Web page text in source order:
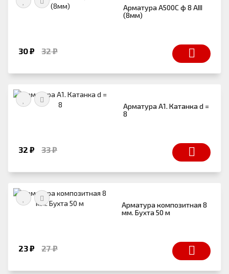
Арматура А500С ф 8 АIII
(8мм)
30 ₽ 32 ₽
Арматура А1. Катанка d =
8
32 ₽ 33 ₽
Арматура композитная 8
мм. Бухта 50 м
23 ₽ 27 ₽